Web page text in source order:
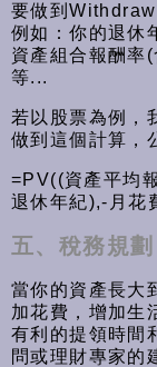
要做到
例如：你的退休
資產組合報酬率
等...
若以股票為例，
做到這個計算，
=PV((資產平均
退休年紀),-月花
五、稅務規劃
當你的資產長大
加花費，增加生
有利的提領時間
問或理財專家的